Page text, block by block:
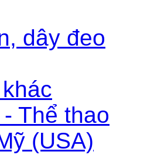
dây đeo
Thể thao
(USA)